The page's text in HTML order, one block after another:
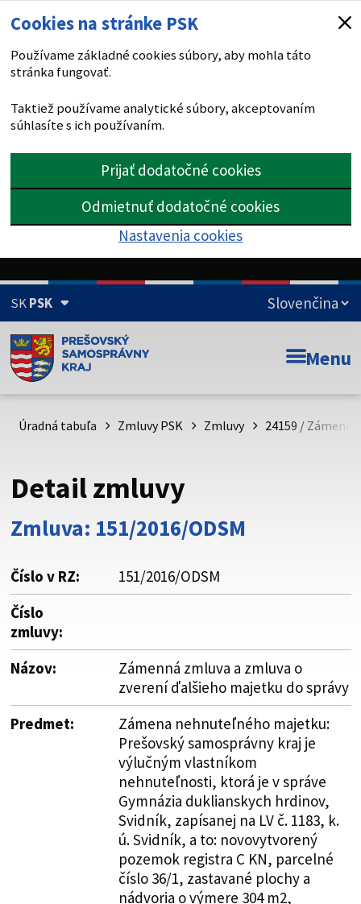
Cookies na stránke PSK
Používame základné cookies súbory, aby mohla táto
stránka fungovať.
Taktiež používame analytické súbory, akceptovaním
súhlasíte s ich používaním.
Prijať dodatočné cookies
Odmietnuť dodatočné cookies
Nastavenia cookies
SKPSK
Doména psk.sk je oficiálna
Toto je oficiálna webová stránka Prešovského
psk.sk.
Buďte pozorní a vždy sa uistite, že zdieľate informácie iba
cez zabezpečenú webovú stránku. Zabezpečená stránka
vždy začína https:// pred názvom domény webového sídla.
Menu
Úradná tabuľa Zmluvy PSK Zmluvy 24159 /
Detail zmluvy
Zmluva: 151/2016/ODSM
Číslo v RZ:
151/2016/ODSM
Číslo
zmluvy:
Názov:
Zámenná zmluva a zmluva o
zverení ďalšieho majetku do správy
Predmet:
Zámena nehnuteľného majetku:
Prešovský samosprávny kraj je
výlučným vlastníkom
nehnuteľnosti, ktorá je v správe
Gymnázia duklianskych hrdinov,
Svidník, zapísanej na LV č. 1183, k.
ú. Svidník, a to: novovytvorený
pozemok registra C KN, parcelné
číslo 36/1, zastavané plochy a
nádvoria o výmere 304 m2,